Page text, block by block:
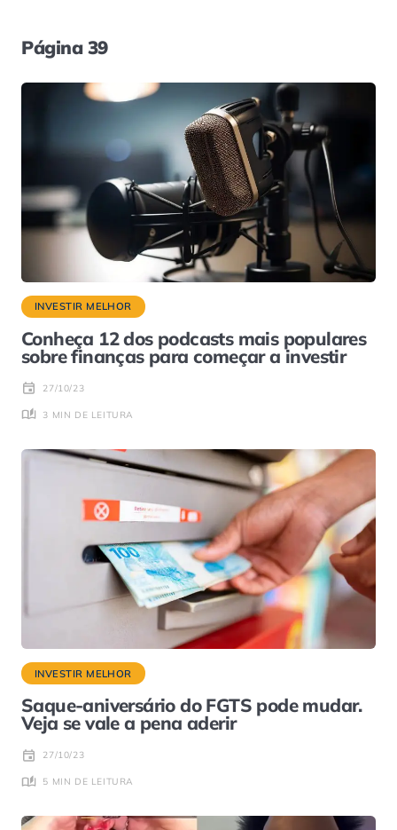
Página 39
INVESTIR MELHOR
Conheça 12 dos podcasts mais populares
sobre finanças para começar a investir
27/10/23
3 MIN DE LEITURA
INVESTIR MELHOR
Saque-aniversário do FGTS pode mudar.
Veja se vale a pena aderir
27/10/23
5 MIN DE LEITURA